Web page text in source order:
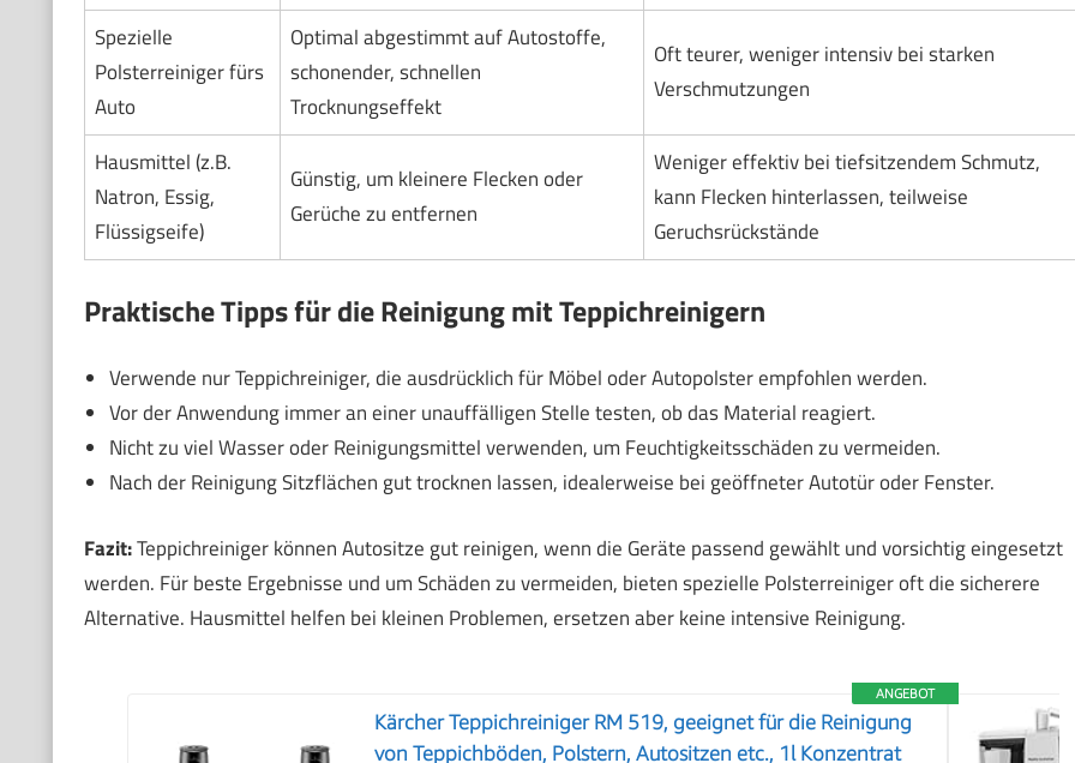
Spezielle
Polsterreiniger fürs
Auto
Optimal abgestimmt auf Autostoffe,
schonender, schnellen
Trocknungseffekt
Oft teurer, weniger intensiv bei starken
Verschmutzungen
Hausmittel (z.B.
Natron, Essig,
Flüssigseife)
Günstig, um kleinere Flecken oder
Gerüche zu entfernen
Weniger effektiv bei tiefsitzendem Schmutz,
kann Flecken hinterlassen, teilweise
Geruchsrückstände
Praktische Tipps für die Reinigung mit Teppichreinigern
Verwende nur Teppichreiniger, die ausdrücklich für Möbel oder Autopolster empfohlen werden.
Vor der Anwendung immer an einer unauffälligen Stelle testen, ob das Material reagiert.
Nicht zu viel Wasser oder Reinigungsmittel verwenden, um Feuchtigkeitsschäden zu vermeiden.
Nach der Reinigung Sitzflächen gut trocknen lassen, idealerweise bei geöffneter Autotür oder Fenster.
Fazit:Teppichreiniger können Autositze gut reinigen, wenn die Geräte passend gewählt und vorsichtig eingesetzt
werden. Für beste Ergebnisse und um Schäden zu vermeiden, bieten spezielle Polsterreiniger oft die sicherere
Alternative. Hausmittel helfen bei kleinen Problemen, ersetzen aber keine intensive Reinigung.
ANGEBOT
Kärcher Teppichreiniger RM 519, geeignet für die Reinigung
von Teppichböden, Polstern, Autositzen etc., 1l Konzentrat